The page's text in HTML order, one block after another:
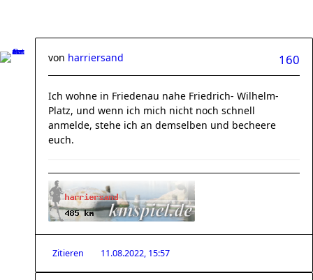
160
von harriersand
Ich wohne in Friedenau nahe Friedrich- Wilhelm-
Platz, und wenn ich mich nicht noch schnell
anmelde, stehe ich an demselben und becheere
euch.
Zitieren 11.08.2022, 15:57